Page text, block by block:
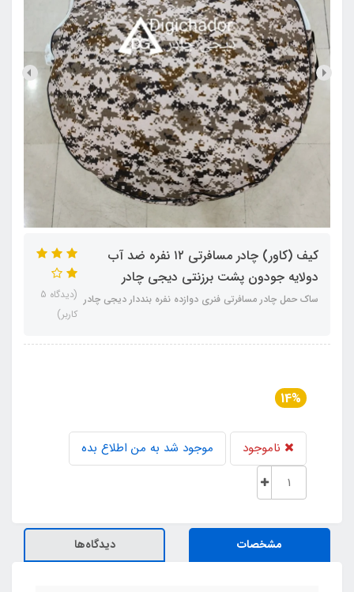
کیف (کاور) چادر مسافرتی ۱۲ نفره ضد آب
دولایه جودون پشت برزنتی دیجی چادر
ساک حمل چادر مسافرتی فنری دوازده نفره بنددار دیجی چادر
(دیدگاه 5
کاربر)
14%
ناموجود موجود شد به من اطلاع بده
مشخصات دیدگاه‌ها